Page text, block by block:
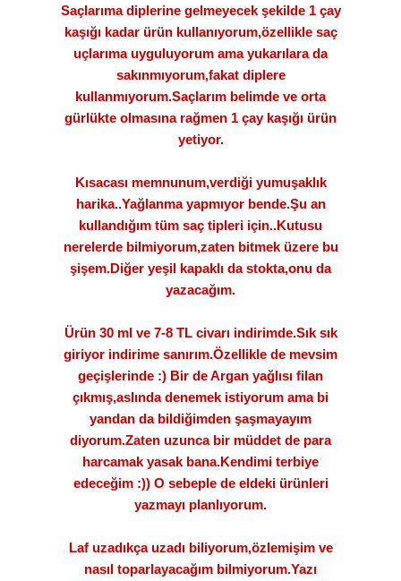
Saçlarıma diplerine gelmeyecek şekilde 1 çay
kaşığı kadar ürün kullanıyorum,özellikle saç
uçlarıma uyguluyorum ama yukarılara da
sakınmıyorum,fakat diplere
kullanmıyorum.Saçlarım belimde ve orta
gürlükte olmasına rağmen 1 çay kaşığı ürün
yetiyor.
Kısacası memnunum,verdiği yumuşaklık
harika..Yağlanma yapmıyor bende.Şu an
kullandığım tüm saç tipleri için..Kutusu
nerelerde bilmiyorum,zaten bitmek üzere bu
şişem.Diğer yeşil kapaklı da stokta,onu da
yazacağım.
Ürün 30 ml ve 7-8 TL civarı indirimde.Sık sık
giriyor indirime sanırım.Özellikle de mevsim
geçişlerinde :) Bir de Argan yağlısı filan
çıkmış,aslında denemek istiyorum ama bi
yandan da bildiğimden şaşmayayım
diyorum.Zaten uzunca bir müddet de para
harcamak yasak bana.Kendimi terbiye
edeceğim :)) O sebeple de eldeki ürünleri
yazmayı planlıyorum.
Laf uzadıkça uzadı biliyorum,özlemişim ve
nasıl toparlayacağım bilmiyorum.Yazı